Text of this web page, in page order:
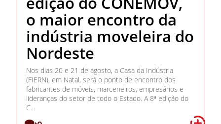
o maior encontro da
indústria moveleira do
Nordeste
Nos dias 20 e 21 de agosto, a Casa da Indústria
(FIERN), em Natal, será o ponto de encontro dos
fabricantes de móveis, marceneiros, empresários e
lideranças do setor de todo o Estado. A 8ª edição do
C...